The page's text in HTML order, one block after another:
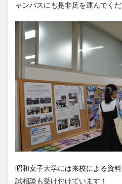
ャンパスにも是非足を運んでくだ
昭和女子大学には来校による資
試相談も受け付けています！